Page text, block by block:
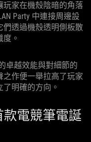
玩家在機殼陰暗的角落
Party 中連接周邊設
們透過機殼透明側板散
。
卓越效能與對細節的
之作便一舉拉高了玩家
明確的方向。
款電競筆電誕